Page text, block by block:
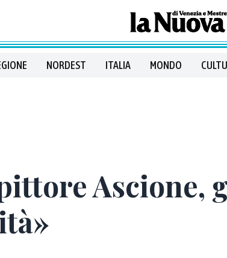
NORDEST ITALIA MONDO
Ascione,